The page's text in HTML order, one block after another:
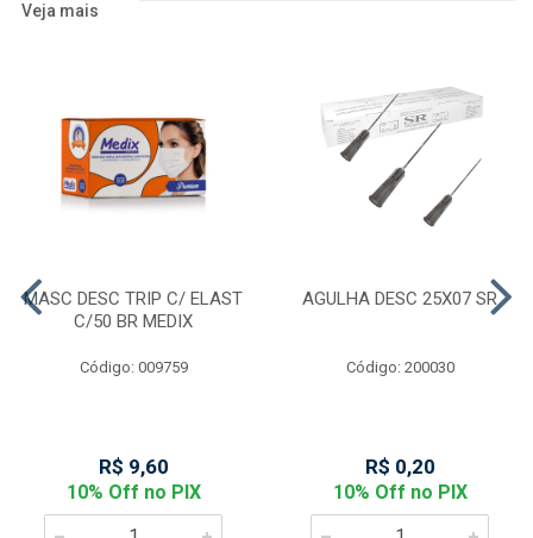
Veja mais
MASC DESC TRIP C/ ELAST
C/50 BR MEDIX
Código: 009759
R$ 9,60
10% Off no PIX
AGULHA DESC 25X07 SR
Código: 200030
R$ 0,20
10% Off no PIX